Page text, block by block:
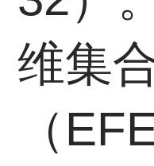
维集
（